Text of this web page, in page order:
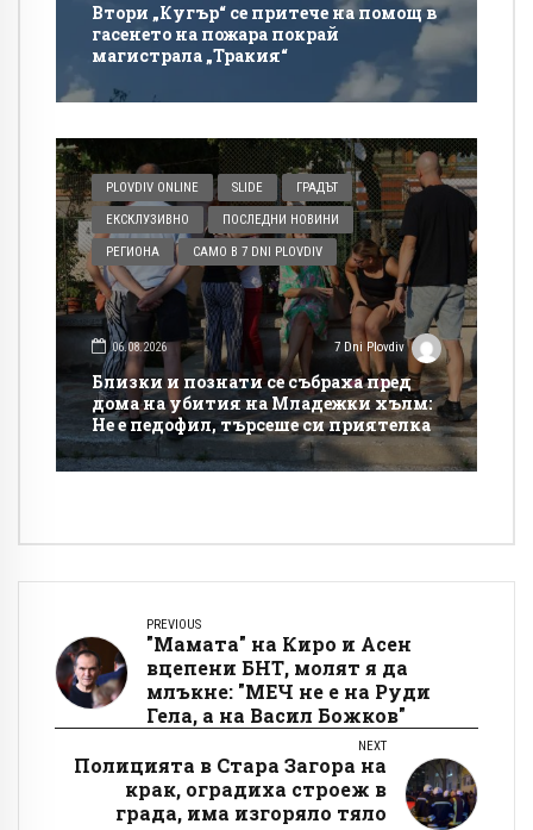
Втори „Кугър“ се притече на помощ в
гасенето на пожара покрай
магистрала „Тракия“
PLOVDIV ONLINE SLIDE ГРАДЪТ
ЕКСКЛУЗИВНО ПОСЛЕДНИ НОВИНИ
РЕГИОНА САМО В 7 DNI PLOVDIV
06.08.2026 7 Dni Plovdiv
Близки и познати се събраха пред
дома на убития на Младежки хълм:
Не е педофил, търсеше си приятелка
PREVIOUS
"Мамата" на Киро и Асен
вцепени БНТ, молят я да
млъкне: "МЕЧ не е на Руди
Гела, а на Васил Божков"
NEXT
Полицията в Стара Загора на
крак, оградиха строеж в
града, има изгоряло тяло